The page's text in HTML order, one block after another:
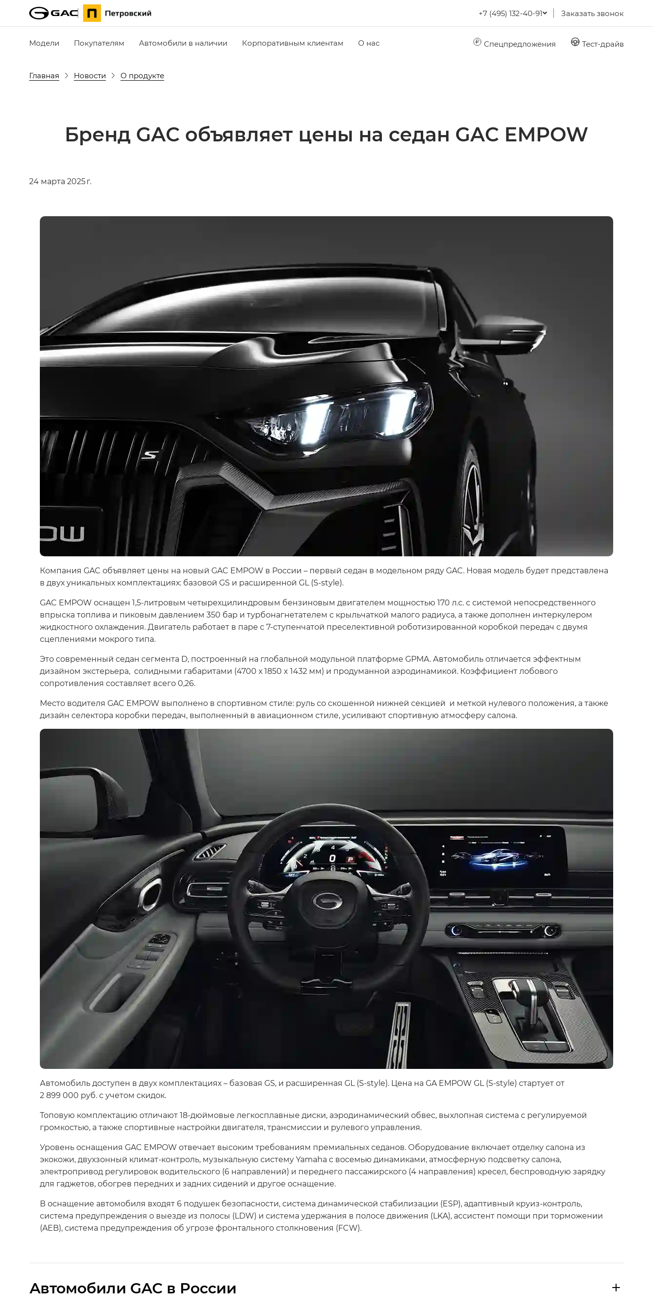
+7 (495) 132-40-91 Заказать звонок
Модели Покупателям Автомобили в наличии Корпоративным клиентам О нас Спецпредложения Тест-драйв
Главная Новости О продукте
Бренд GAC объявляет цены на седан GAC EMPOW
24 марта 2025 г.
Компания GAC объявляет цены на новый GAC EMPOW в России – первый седан в модельном ряду GAC. Новая модель будет представлена
в двух уникальных комплектациях: базовой GS и расширенной GL (S-style).
GAC EMPOW оснащен 1,5-литровым четырехцилиндровым бензиновым двигателем мощностью 170 л.с. с системой непосредственного
впрыска топлива и пиковым давлением 350 бар и турбонагнетателем с крыльчаткой малого радиуса, а также дополнен интеркулером
жидкостного охлаждения. Двигатель работает в паре с 7-ступенчатой преселективной роботизированной коробкой передач с двумя
сцеплениями мокрого типа.
Это современный седан сегмента D, построенный на глобальной модульной платформе GPMA. Автомобиль отличается эффектным
дизайном экстерьера, солидными габаритами (4700 х 1850 x 1432 мм) и продуманной аэродинамикой. Коэффициент лобового
сопротивления составляет всего 0,26.
Место водителя GAC EMPOW выполнено в спортивном стиле: руль со скошенной нижней секцией и меткой нулевого положения, а также
дизайн селектора коробки передач, выполненный в авиационном стиле, усиливают спортивную атмосферу салона.
Автомобиль доступен в двух комплектациях – базовая GS, и расширенная GL (S-style). Цена на GA EMPOW GL (S-style) стартует от
2 899 000 руб. с учетом скидок.
Топовую комплектацию отличают 18-дюймовые легкосплавные диски, аэродинамический обвес, выхлопная система с регулируемой
громкостью, а также спортивные настройки двигателя, трансмиссии и рулевого управления.
Уровень оснащения GAC EMPOW отвечает высоким требованиям премиальных седанов. Оборудование включает отделку салона из
экокожи, двухзонный климат-контроль, музыкальную систему Yamaha с восемью динамиками, атмосферную подсветку салона,
электропривод регулировок водительского (6 направлений) и переднего пассажирского (4 направления) кресел, беспроводную зарядку
для гаджетов, обогрев передних и задних сидений и другое оснащение.
В оснащение автомобиля входят 6 подушек безопасности, система динамической стабилизации (ESP), адаптивный круиз-контроль,
система предупреждения о выезде из полосы (LDW) и система удержания в полосе движения (LKA), ассистент помощи при торможении
(AEB), система предупреждения об угрозе фронтального столкновения (FCW).
Aвтомобили GAC в России